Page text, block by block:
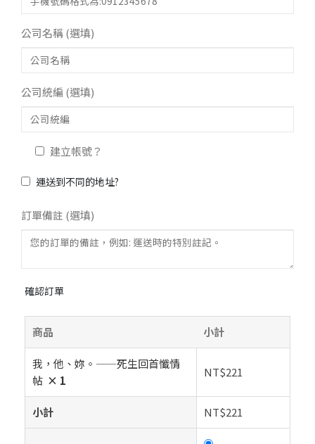
公司名稱(選填)
公司統編 (選填)
建立帳號？
運送到不同的地址?
訂單備註 (選填)
確認訂單
商品 小計
我，他、妳。——死生回首懺情
帖 × 1
NT$221
小計 NT$221